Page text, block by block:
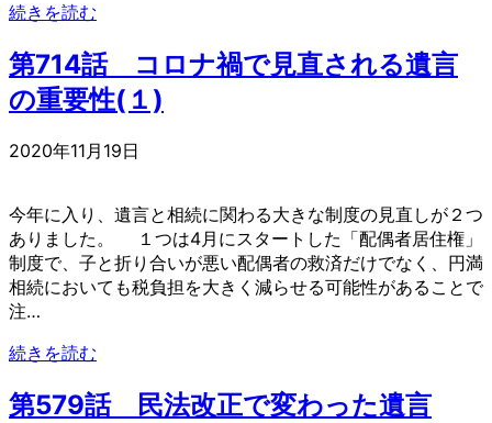
続きを読む
第714話 コロナ禍で見直される遺言
の重要性(１)
2020年11月19日
今年に入り、遺言と相続に関わる大きな制度の見直しが２つ
ありました。 １つは4月にスタートした「配偶者居住権」
制度で、子と折り合いが悪い配偶者の救済だけでなく、円満
相続においても税負担を大きく減らせる可能性があることで
注…
続きを読む
第579話 民法改正で変わった遺言